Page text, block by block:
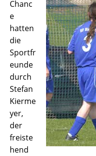
Chanc
e
hatten
die
Sportfr
eunde
durch
Stefan
Kierme
yer,
der
freiste
hend